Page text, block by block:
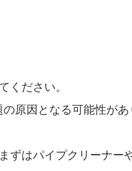
ください。
原因となる可能性があ
ずはパイプクリーナー